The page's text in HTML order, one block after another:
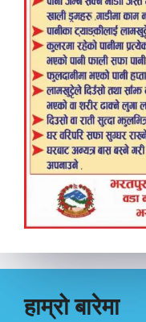
हाम्रो बारेमा